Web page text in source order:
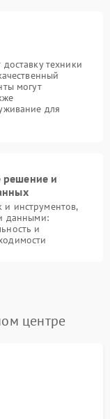
техники
могут
для
и
инструментов,
данными:
и
центре